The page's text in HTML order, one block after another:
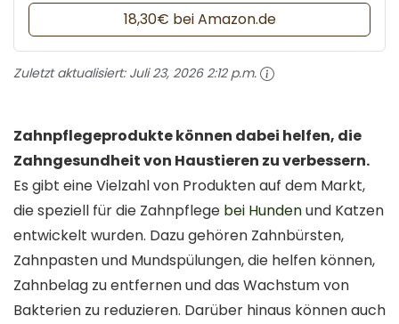
18,30€ bei Amazon.de
Zuletzt aktualisiert: Juli 23, 2026 2:12 p.m.
Zahnpflegeprodukte können dabei helfen, die
Zahngesundheit von Haustieren zu verbessern.
Es gibt eine Vielzahl von Produkten auf dem Markt,
die speziell für die Zahnpflege bei Hundenund Katzen
entwickelt wurden. Dazu gehören Zahnbürsten,
Zahnpasten und Mundspülungen, die helfen können,
Zahnbelag zu entfernen und das Wachstum von
Bakterien zu reduzieren. Darüber hinaus können auch